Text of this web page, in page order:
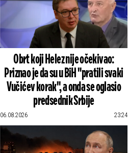
Obrt koji Helez nije očekivao:
Priznao je da su u BiH "pratili svaki
Vučićev korak", a onda se oglasio
predsednik Srbije
06.08.2026 23:24